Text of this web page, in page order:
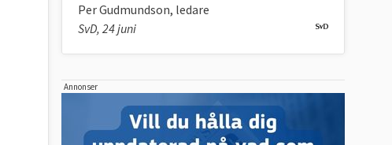
Per Gudmundson, ledare
SvD, 24 juni
Annonser